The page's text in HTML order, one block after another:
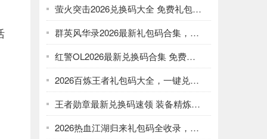
萤火突击2026兑换码大全 免费礼包一键领取
群英风华录2026最新礼包码合集，一键领取限时福利
红警OL2026最新兑换码合集 免费礼包一键领取
2026百炼王者礼包码大全，一键兑换加速武将养成
王者勋章最新兑换码速领 装备精炼资源轻松刷
2026热血江湖归来礼包码全收录，强化资源不愁！